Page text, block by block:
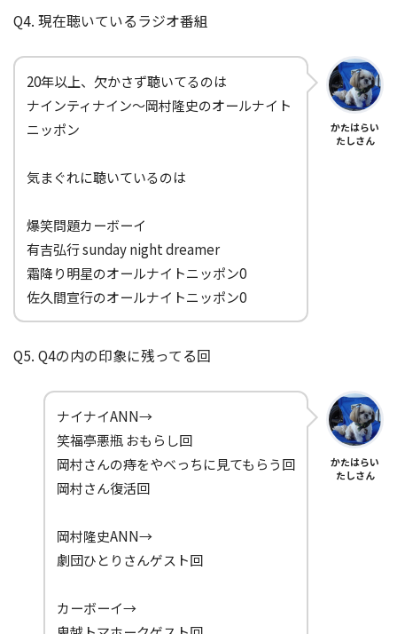
Q4. 現在聴いているラジオ番組
20年以上、欠かさず聴いてるのは
ナインティナイン～岡村隆史のオールナイト
ニッポン
気まぐれに聴いているのは
爆笑問題カーボーイ
有吉弘行 sunday night dreamer
霜降り明星のオールナイトニッポン0
佐久間宣行のオールナイトニッポン0
かたはらい
たしさん
Q5. Q4の内の印象に残ってる回
ナイナイANN→
笑福亭悪瓶 おもらし回
岡村さんの痔をやべっちに見てもらう回
岡村さん復活回
岡村隆史ANN→
劇団ひとりさんゲスト回
カーボーイ→
かたはらい
たしさん